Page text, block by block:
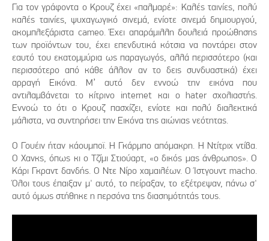
Για τον γράφοντα ο Κρουζ έχει «παλμαρέ»: Καλές ταινίες, πολύ
καλές ταινίες, ψυχαγωγικό σινεμά, ενίοτε σινεμά δημιουργού,
ακομπλεξάριστα cameo. Έχει απαράμιλλη δουλειά προώθησης
των προϊόντων του, έχει επενδυτικά κότσια να ποντάρει στον
εαυτό του εκατομμύρια ως παραγωγός, αλλά περισσότερο (και
περισσότερο από κάθε άλλον αν το δεις συνδυαστικά) έχει
αρραγή Εικόνα. Μ’ αυτό δεν εννοώ την εικόνα που
αντιλαμβάνεται το κίτρινο internet και ο hater σχολιαστής.
Εννοώ το ότι ο Κρουζ πασχίζει, ενίοτε και πολύ διαλεκτικά
μάλιστα, να συντηρήσει την Εικόνα της αιώνιας νεότητας.
Ο Γουέιν ήταν κάουμποϊ. Η Γκάρμπο απόμακρη. Η Ντίτριχ ντίβα.
Ο Χανκς, όπως κι ο Τζίμι Στιούαρτ, «ο δικός μας άνθρωπος». Ο
Κάρι Γκραντ δανδής. Ο Ντε Νίρο χαμαιλέων. Ο Ίστγουντ macho.
Όλοι τους έπαιξαν μ' αυτό, το πείραξαν, το εξέτρεψαν, πάνω σ'
αυτό όμως στήθηκε η περσόνα της διασημότητάς τους.